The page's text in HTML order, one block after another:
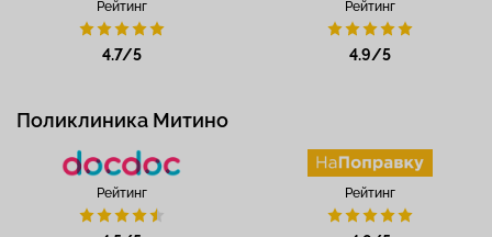
Рейтинг
4.7/5
Рейтинг
4.9/5
Поликлиника Митино
Рейтинг Рейтинг